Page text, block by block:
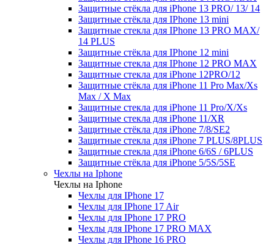
Защитные стёкла для iPhone 13 PRO/ 13/ 14
Защитные стёкла для IPhone 13 mini
Защитные стекла для IPhone 13 PRO MAX/
14 PLUS
Защитные стёкла для IPhone 12 mini
Защитные стекла для IPhone 12 PRO MAX
Защитные стекла для iPhone 12PRO/12
Защитные стёкла для iPhone 11 Pro Max/Xs
Max / X Max
Защитные стекла для iPhone 11 Pro/X/Xs
Защитные стекла для iPhone 11/XR
Защитные стёкла для iPhone 7/8/SE2
Защитные стекла для iPhone 7 PLUS/8PLUS
Защитные стекла для iPhone 6/6S / 6PLUS
Защитные стёкла для iPhone 5/5S/5SE
Чехлы на Iphone
Чехлы на Iphone
Чехлы для IPhone 17
Чехлы для IPhone 17 Air
Чехлы для IPhone 17 PRO
Чехлы для IPhone 17 PRO MAX
Чехлы для IPhone 16 PRO